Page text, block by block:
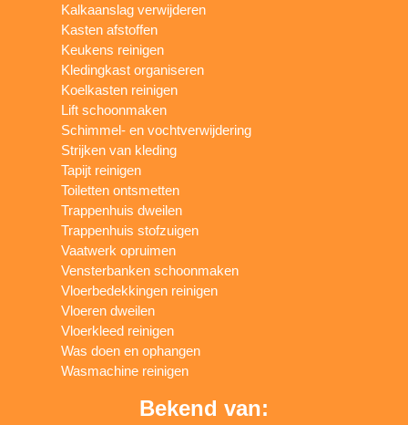
Kalkaanslag verwijderen
Kasten afstoffen
Keukens reinigen
Kledingkast organiseren
Koelkasten reinigen
Lift schoonmaken
Schimmel- en vochtverwijdering
Strijken van kleding
Tapijt reinigen
Toiletten ontsmetten
Trappenhuis dweilen
Trappenhuis stofzuigen
Vaatwerk opruimen
Vensterbanken schoonmaken
Vloerbedekkingen reinigen
Vloeren dweilen
Vloerkleed reinigen
Was doen en ophangen
Wasmachine reinigen
Bekend van: